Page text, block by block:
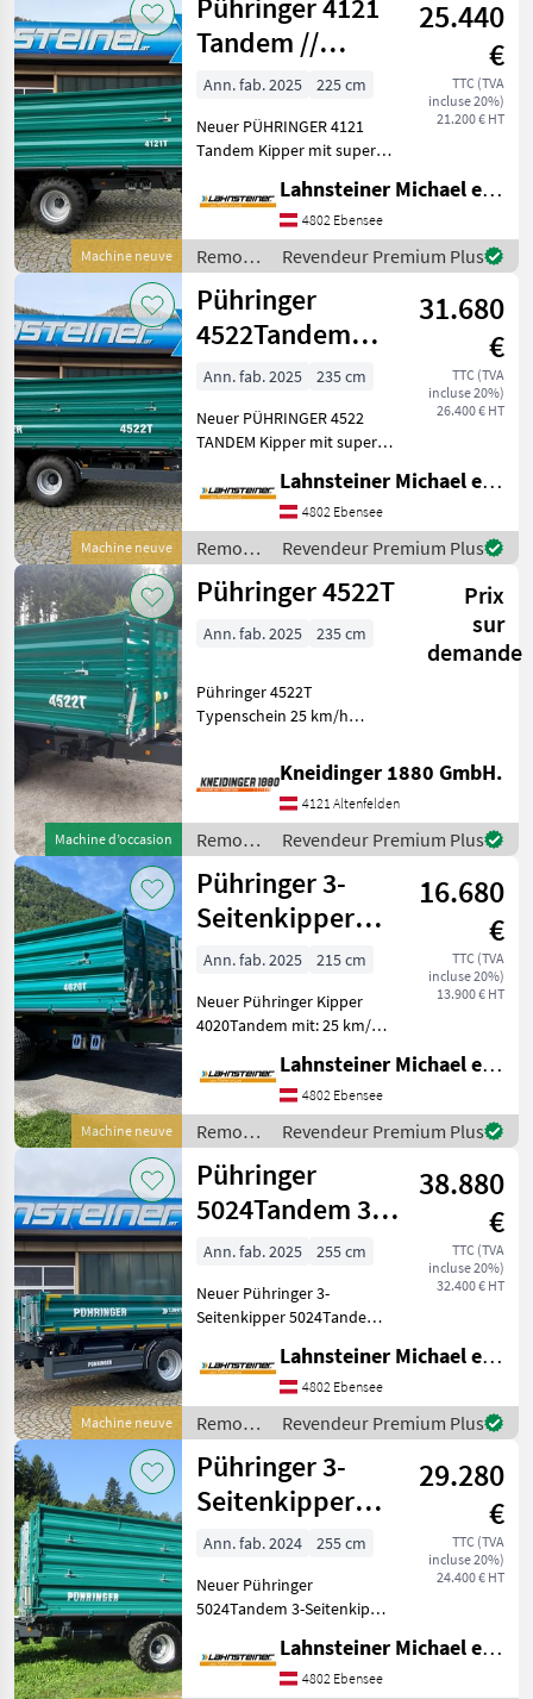
4522T
MARKETPLACE
Marketplace
Offres des
distributeurs
Petites
annonces
Pühringer
Machine neuve
Pühringer 4121
Tandem //
LAGERND // L107
25.440
€
TTC (TVA
incluse 20%)
21.200 € HT
Ann. fab. 2025
225 cm
Neuer PÜHRINGER 4121
Tandem Kipper mit super
LAGERND!!!
Zusatzausstattung: *
Typisierung: 25km/h Land-
und Forstwirtschaft *
Grundbordw
Lahnsteiner Michael e.U.
4802 Ebensee
Remorques
/
Pühringer
Revendeur Premium Plus
Machine neuve
Pühringer
4522Tandem
Kipper //
LAGERND // L102
31.680
€
TTC (TVA
incluse 20%)
26.400 € HT
Ann. fab. 2025
235 cm
Neuer PÜHRINGER 4522
TANDEM Kipper mit super
LIEFERTERMIN: LAGERND!!!!
Zusatzausstattung: *
Tandem-Dreiseitenkipper
4522 T 13 to * 40 km/h --
Land
Lahnsteiner Michael e.U.
4802 Ebensee
Remorques
/
Pühringer
Revendeur Premium Plus
Machine d’occasion
Pühringer 4522T
Prix
sur
demande
Ann. fab. 2025 235 cm
Pühringer 4522T
Typenschein 25 km/h
Aufsatzwand 600mm
Bordwand abklappbar
Bordwandhebefedern
Zentralverriegelung links
rechts Sattelstützwinde
Kneidinger 1880 GmbH.
4121 Altenfelden
Remorques
/
Pühringer
Revendeur Premium Plus
Machine neuve
Pühringer 3-
Seitenkipper
4020 Tandem
16.680
€
TTC (TVA
incluse 20%)
13.900 € HT
Ann. fab. 2025
215 cm
Neuer Pühringer Kipper
4020Tandem mit: 25 km/h
Forstwirtschaft,
Zentralverrieglung links
und rechts
Pendelaufsatzwände
500mm abklappb
Lahnsteiner Michael e.U.
4802 Ebensee
Remorques
/
Pühringer
Revendeur Premium Plus
Machine neuve
Pühringer
5024Tandem 3-
Seitenkipper
38.880
€
TTC (TVA
incluse 20%)
32.400 € HT
Ann. fab. 2025
255 cm
Neuer Pühringer 3-
Seitenkipper 5024Tandem
600mm ohne
Aufsatzbordwände
hydraulischer Stützfuß
Anhängung
Zugkugelkupplung K80
LKW Verschlüs
Lahnsteiner Michael e.U.
4802 Ebensee
Remorques
/
Pühringer
Revendeur Premium Plus
Pühringer 3-
Seitenkipper
5024Tandem L97
29.280
€
TTC (TVA
incluse 20%)
24.400 € HT
Ann. fab. 2024
255 cm
Neuer Pühringer
5024Tandem 3-Seitenkipper
Ausführung mit: 20t
Gesamtgewicht, 2-Leiter
Lahnsteiner Michael e.U.
4802 Ebensee